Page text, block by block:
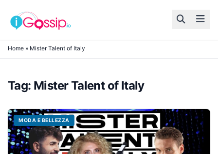
Skip to content
Home » Mister Talent of Italy
Tag: Mister Talent of Italy
MODA E BELLEZZA